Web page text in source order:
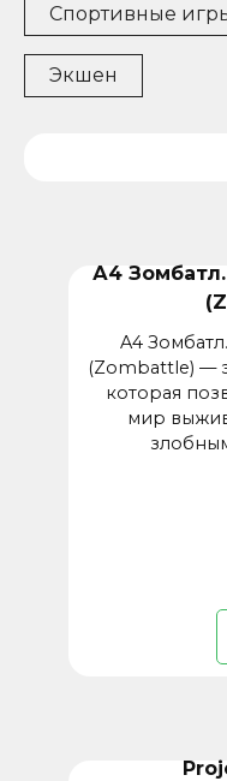
Спортивные
Экшен
А4
A4
(Zombattle) —
которая
мир